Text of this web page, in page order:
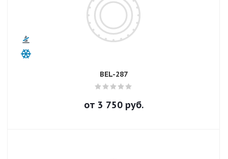
BEL-287
от 3 750руб.